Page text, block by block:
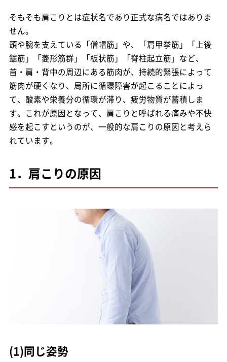
そもそも肩こりとは症状名であり正式な病名ではありま
せん。
頭や腕を支えている「僧帽筋」や、「肩甲挙筋」「上後
鋸筋」「菱形筋群」「板状筋」「脊柱起立筋」など、
首・肩・背中の周辺にある筋肉が、持続的緊張によって
筋肉が硬くなり、局所に循環障害が起こることによっ
て、酸素や栄養分の循環が滞り、疲労物質が蓄積しま
す。これが原因となって、肩こりと呼ばれる痛みや不快
感を起こすというのが、一般的な肩こりの原因と考えら
れています。
1．肩こりの原因
(1)同じ姿勢